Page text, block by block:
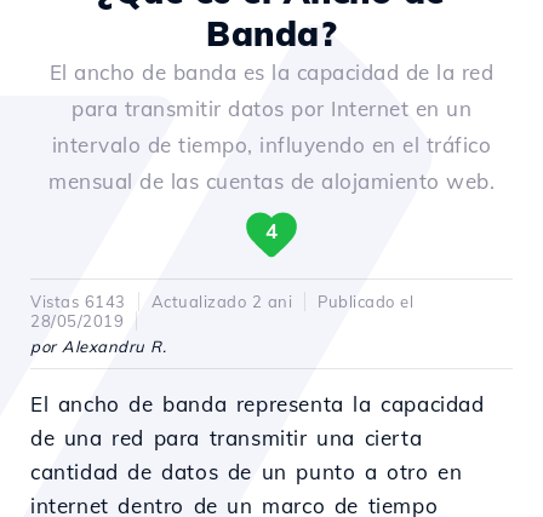
Banda?
El ancho de banda es la capacidad de la red
para transmitir datos por Internet en un
intervalo de tiempo, influyendo en el tráfico
mensual de las cuentas de alojamiento web.
4
Vistas 6143 Actualizado 2 ani
Publicado el
28/05/2019
por Alexandru R.
El ancho de banda representa la capacidad
de una red para transmitir una cierta
cantidad de datos de un punto a otro en
internet dentro de un marco de tiempo